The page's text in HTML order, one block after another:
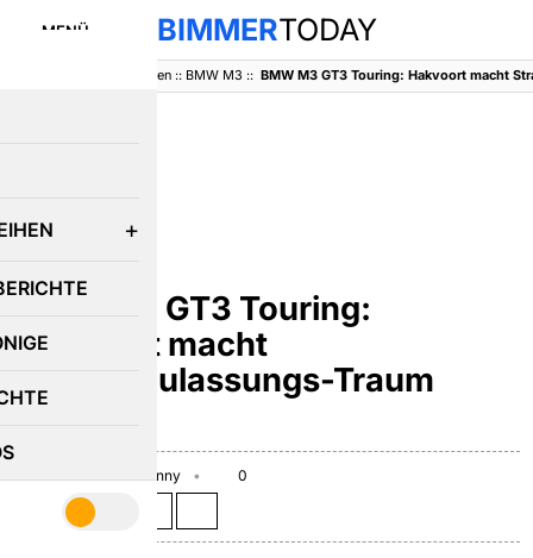
MENÜ BIMMERTODAY
Baureihen:: BMW M3 ::
BMW M3 GT3 Touring:
Hakvoort macht
Straßenzulassungs-Traum
wahr
Benny
0
Teilen auf: